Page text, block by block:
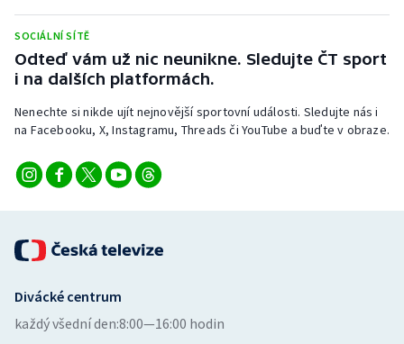
Stolní tenis
Triatlon
Vodní slalom
Volejbal
SOCIÁLNÍ SÍTĚ
Odteď vám už nic neunikne. Sledujte ČT sport
i na dalších platformách.
Nenechte si nikde ujít nejnovější sportovní události. Sledujte nás i
na Facebooku, X, Instagramu, Threads či YouTube a buďte v obraze.
Divácké centrum
každý všední den:8:00—16:00 hodin